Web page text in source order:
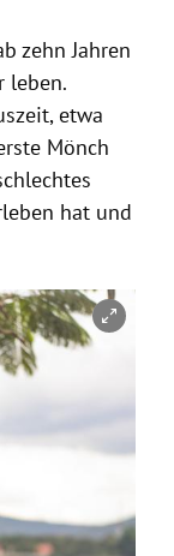
zehn Jahren
leben.
etwa
Mönch
hat und